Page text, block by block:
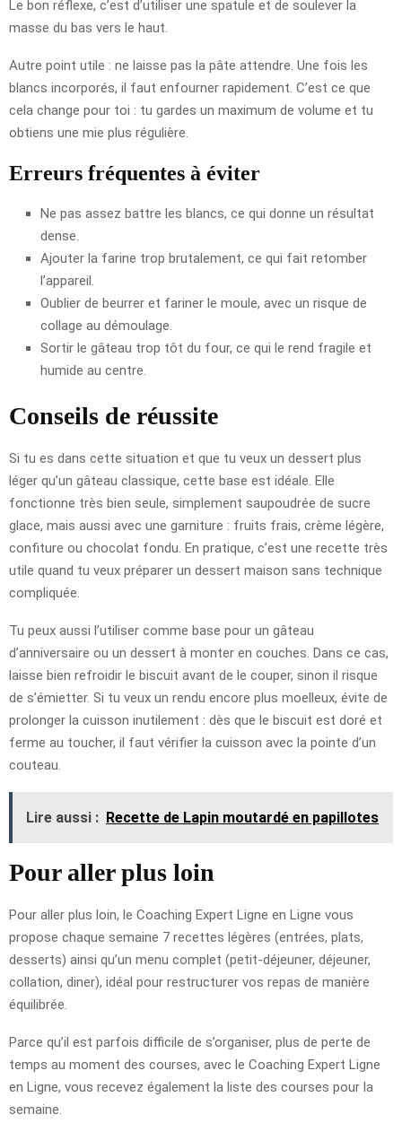
Le bon réflexe, c’est d’utiliser une spatule et de soulever la
masse du bas vers le haut.
Autre point utile : ne laisse pas la pâte attendre. Une fois les
blancs incorporés, il faut enfourner rapidement. C’est ce que
cela change pour toi : tu gardes un maximum de volume et tu
obtiens une mie plus régulière.
Erreurs fréquentes à éviter
Ne pas assez battre les blancs, ce qui donne un résultat
dense.
Ajouter la farine trop brutalement, ce qui fait retomber
l’appareil.
Oublier de beurrer et fariner le moule, avec un risque de
collage au démoulage.
Sortir le gâteau trop tôt du four, ce qui le rend fragile et
humide au centre.
Conseils de réussite
Si tu es dans cette situation et que tu veux un dessert plus
léger qu’un gâteau classique, cette base est idéale. Elle
fonctionne très bien seule, simplement saupoudrée de sucre
glace, mais aussi avec une garniture : fruits frais, crème légère,
confiture ou chocolat fondu. En pratique, c’est une recette très
utile quand tu veux préparer un dessert maison sans technique
compliquée.
Tu peux aussi l’utiliser comme base pour un gâteau
d’anniversaire ou un dessert à monter en couches. Dans ce cas,
laisse bien refroidir le biscuit avant de le couper, sinon il risque
de s’émietter. Si tu veux un rendu encore plus moelleux, évite de
prolonger la cuisson inutilement : dès que le biscuit est doré et
ferme au toucher, il faut vérifier la cuisson avec la pointe d’un
couteau.
Lire aussi : Recette de Lapin moutardé en papillotes
Pour aller plus loin
Pour aller plus loin, le Coaching Expert Ligne en Ligne vous
propose chaque semaine 7 recettes légères (entrées, plats,
desserts) ainsi qu’un menu complet (petit-déjeuner, déjeuner,
collation, diner), idéal pour restructurer vos repas de manière
équilibrée.
Parce qu’il est parfois difficile de s’organiser, plus de perte de
temps au moment des courses, avec le Coaching Expert Ligne
en Ligne, vous recevez également la liste des courses pour la
semaine.